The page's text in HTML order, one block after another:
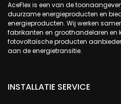
AceFlex is een van de
duurzame energieproducten en
energieproducten. Wij werken
fabrikanten en groothandelaren en
fotovoltaïsche producten
aan de energietransitie.
INSTALLATIE SERVICE